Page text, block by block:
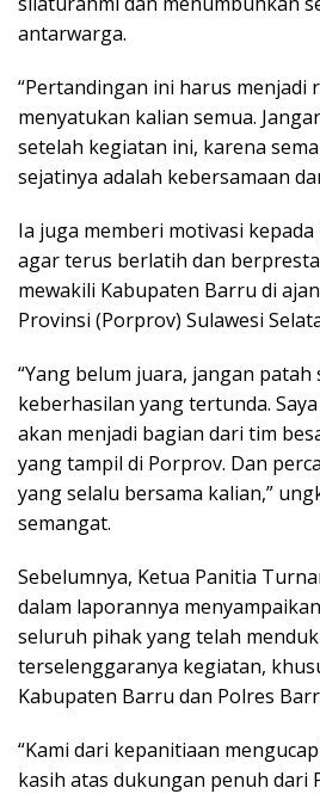
antarwarga.
“Pertandingan ini harus menjadi
menyatukan kalian semua.
setelah kegiatan ini, karena
sejatinya adalah kebersamaan
Ia juga memberi motivasi
agar terus berlatih dan
mewakili Kabupaten Barru di
Provinsi (Porprov) Sulawesi
“Yang belum juara, jangan
keberhasilan yang tertunda.
akan menjadi bagian dari tim
yang tampil di Porprov. Dan
yang selalu bersama kalian,”
semangat.
Sebelumnya, Ketua Panitia
dalam laporannya
seluruh pihak yang telah
terselenggaranya kegiatan,
Kabupaten Barru dan Polres
“Kami dari kepanitiaan
kasih atas dukungan penuh dari